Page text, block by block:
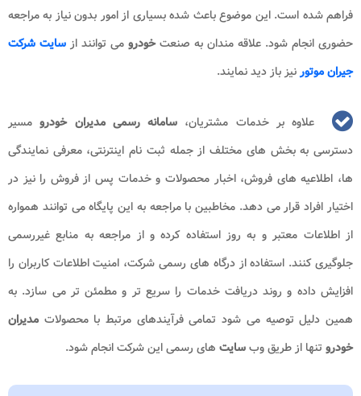
فراهم شده است. این موضوع باعث شده بسیاری از امور بدون نیاز به مراجعه
حضوری انجام شود. علاقه مندان به صنعتخودرو می توانند از سایت شرکت
جیران موتورنیز باز دید نمایند.
علاوه بر خدمات مشتریان، سامانه رسمی مدیران خودرو مسیر
دسترسی به بخش های مختلف از جمله ثبت نام اینترنتی، معرفی نمایندگی
ها، اطلاعیه های فروش، اخبار محصولات و خدمات پس از فروش را نیز در
اختیار افراد قرار می دهد. مخاطبین با مراجعه به این پایگاه می توانند همواره
از اطلاعات معتبر و به روز استفاده کرده و از مراجعه به منابع غیررسمی
جلوگیری کنند. استفاده از درگاه های رسمی شرکت، امنیت اطلاعات کاربران را
افزایش داده و روند دریافت خدمات را سریع تر و مطمئن تر می سازد. به
همین دلیل توصیه می شود تمامی فرآیندهای مرتبط با محصولات مدیران
خودرو تنها از طریق وبسایت های رسمی این شرکت انجام شود.